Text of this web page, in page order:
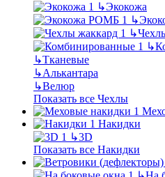
↳Экокожа
↳
↳
↳
↳Тканевые
↳Алькантара
↳Велюр
Показать все Чехлы
Накидки
↳3D
Показать все Накидки